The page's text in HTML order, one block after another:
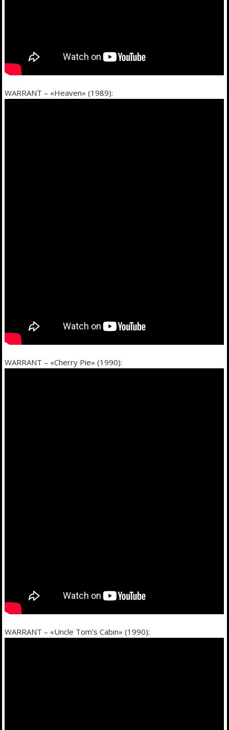
WARRANT – «Heaven» (1989):
WARRANT – «Cherry Pie» (1990):
WARRANT – «Uncle Tom’s Cabin» (1990):